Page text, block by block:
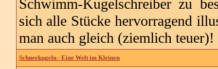
Schwimm-Kugelschreiber zu
sich alle Stücke hervorragend
man auch gleich (ziemlich teuer)!
Schneekugeln - Eine Welt im Kleinen